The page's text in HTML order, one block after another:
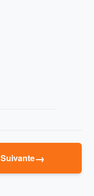
Suivante→